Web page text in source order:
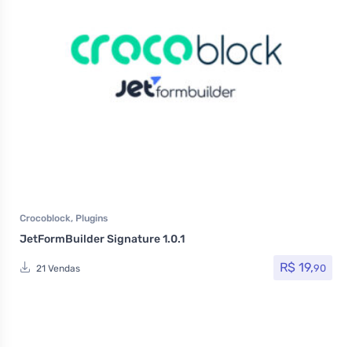
Crocoblock, Plugins
JetFormBuilder Signature 1.0.1
21 Vendas R$ 19,90